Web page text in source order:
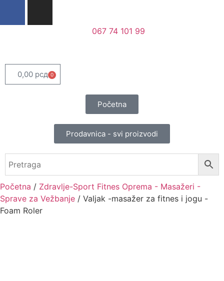
067 74 101 99
0,00 рсд 0
Početna
Prodavnica - svi proizvodi
Početna / Zdravlje-Sport Fitnes Oprema - Masažeri -
Sprave za Vežbanje / Valjak -masažer za fitnes i jogu -
Foam Roler